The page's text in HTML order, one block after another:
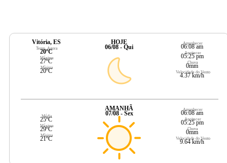
Vitória, ES
Temp. Agora
20ºC
Máxima
27ºC
Mínima
20ºC
HOJE
06/08 - Qui
Amanhecer
06:08 am
Anoitecer
05:25 pm
Chuva
0mm
Velocidade do Vento
4.37 km/h
Média
25ºC
Máxima
29ºC
Mínima
21ºC
AMANHÃ
07/08 - Sex
Amanhecer
06:08 am
Anoitecer
05:25 pm
Chuva
0mm
Velocidade do Vento
9.64 km/h